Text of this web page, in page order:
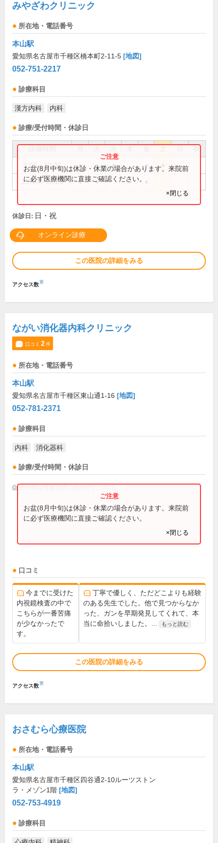
みやざわクリニック
所在地・電話番号
本山駅
愛知県名古屋市千種区橋本町2-11-5 [地図]
052-751-2217
診療科目
漢方内科 内科
診療/受付時間・休診日
祝
9:00～12:30 ● ● ● ●
15:00～18:00 ● ● ●
お盆(8月中旬)は休診・休業の場合があります。来院前
に必ず医療機関に直接ご確認ください。
×閉じる
休診日: 日・祝
オンライン診療
この医院の詳細をみる
アクセス数※
ながい消化器内科クリニック
口コミ 2件
所在地・電話番号
本山駅
愛知県名古屋市千種区東山通1-16 [地図]
052-781-2371
診療科目
内科 消化器科
診療/受付時間・休診日
(診療時間は直接お問い合わせください)
お盆(8月中旬)は休診・休業の場合があります。来院前
に必ず医療機関に直接ご確認ください。
×閉じる
口コミ
今までに受けた
内視鏡検査の中で
こちらが一番苦痛
が少なかったで
す。
丁寧で優しく、ただどこよりも経験
のある先生でした。他で見つからなか
った、ガンを早期発見してくれて、本
当に命拾いしました。...
もっと読む
この医院の詳細をみる
アクセス数※
おさむら心療医院
所在地・電話番号
本山駅
愛知県名古屋市千種区四谷通2-10ルーツストン
ラ・メゾン1階 [地図]
052-753-4919
診療科目